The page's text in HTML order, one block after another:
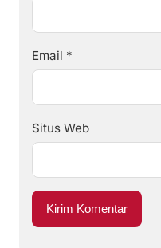
Email *
Situs Web